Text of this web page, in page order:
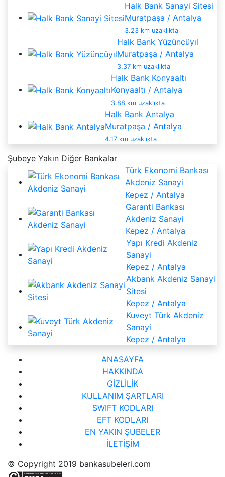
Halk Bank Sanayi Sitesi
Muratpaşa / Antalya
3.23 km uzaklıkta
Halk Bank Yüzüncüyıl
Muratpaşa / Antalya
3.37 km uzaklıkta
Halk Bank Konyaaltı
Konyaaltı / Antalya
3.88 km uzaklıkta
Halk Bank Antalya
Muratpaşa / Antalya
4.17 km uzaklıkta
Şubeye Yakın Diğer Bankalar
Türk Ekonomi Bankası
Akdeniz Sanayi
Kepez / Antalya
Garanti Bankası
Akdeniz Sanayi
Kepez / Antalya
Yapı Kredi Akdeniz
Sanayi
Kepez / Antalya
Akbank Akdeniz Sanayi
Sitesi
Kepez / Antalya
Kuveyt Türk Akdeniz
Sanayi
Kepez / Antalya
ANASAYFA
HAKKINDA
GİZLİLİK
KULLANIM ŞARTLARI
SWIFT KODLARI
EFT KODLARI
EN YAKIN ŞUBELER
İLETİŞİM
© Copyright 2019 bankasubeleri.com